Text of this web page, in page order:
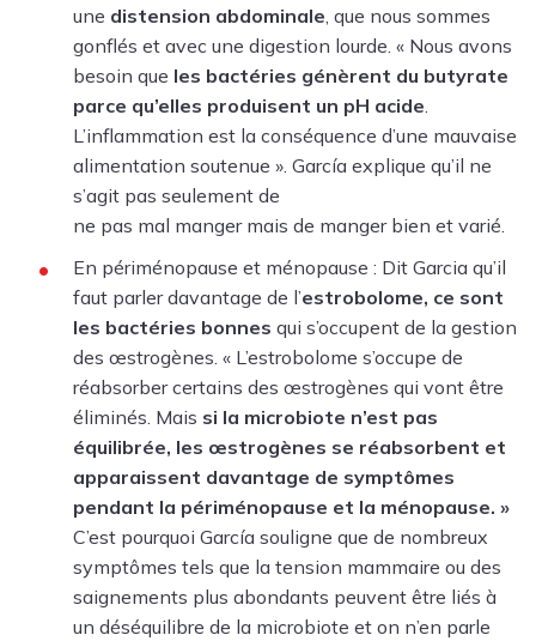
une distension abdominale, que nous sommes
gonflés et avec une digestion lourde. « Nous avons
besoin que les bactéries génèrent du butyrate
parce qu’elles produisent un pH acide.
L’inflammation est la conséquence d’une mauvaise
alimentation soutenue ». García explique qu’il ne
s’agit pas seulement de
ne pas mal manger mais de manger bien et varié.
En périménopause et ménopause : Dit Garcia qu’il
faut parler davantage de l’estrobolome, ce sont
les bactéries bonnes qui s’occupent de la gestion
des œstrogènes. « L’estrobolome s’occupe de
réabsorber certains des œstrogènes qui vont être
éliminés. Mais si la microbiote n’est pas
équilibrée, les œstrogènes se réabsorbent et
apparaissent davantage de symptômes
pendant la périménopause et la ménopause. »
C’est pourquoi García souligne que de nombreux
symptômes tels que la tension mammaire ou des
saignements plus abondants peuvent être liés à
un déséquilibre de la microbiote et on n’en parle